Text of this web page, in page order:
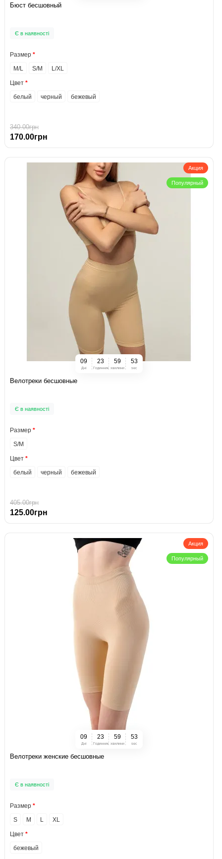
Бюст бесшовный
Є в наявності
Размер
M/L
S/M L/XL
Цвет
белый
черный бежевый
340.00грн
170.00грн
Акция
Популярный
09
Дні
23
Годинник
59
хвилини
52
sec
Велотреки бесшовные
Є в наявності
Размер
S/M
Цвет
белый
черный бежевый
405.00грн
125.00грн
Акция
Популярный
09
Дні
23
Годинник
59
хвилини
52
sec
Велотреки женские бесшовные
Є в наявності
Размер
S
M L XL
Цвет
бежевый